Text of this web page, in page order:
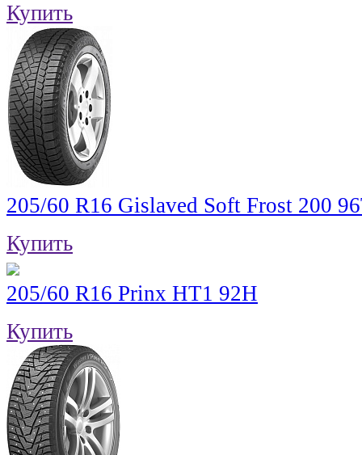
Купить
205/60 R16 Gislaved Soft Frost 200
Купить
205/60 R16 Prinx HT1 92H
Купить